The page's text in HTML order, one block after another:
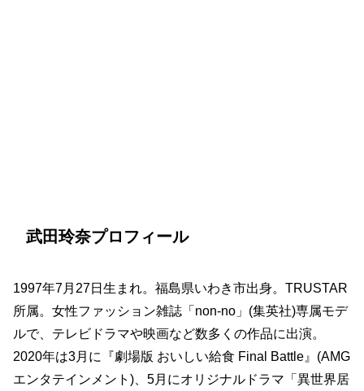
武田玲奈プロフィール
1997年7月27日生まれ。福島県いわき市出身。TRUSTAR
所属。女性ファッション雑誌「non-no」(集英社)専属モデ
ルで、テレビドラマや映画など数多くの作品に出演。
2020年は3月に『劇場版 おいしい給食 Final Battle』(AMG
エンタテインメント)、5月にオリジナルドラマ「異世界居